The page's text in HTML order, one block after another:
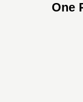
One